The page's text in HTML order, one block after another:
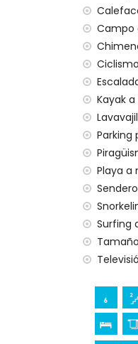
no
no
El
ropa
Visitas
Campo
Kayak
Parking
Playa a
Surfing